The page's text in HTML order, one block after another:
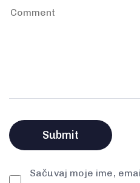
Sačuvaj moje ime,